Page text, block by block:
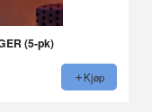
(5-pk)
Kjøp